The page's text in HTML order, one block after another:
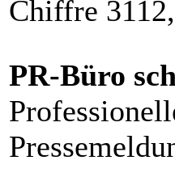
Chiffre
PR-Büro